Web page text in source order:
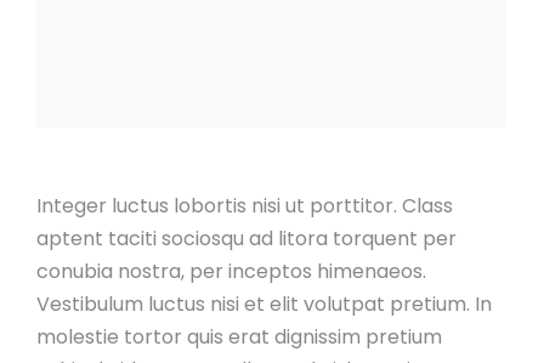
Integer luctus lobortis nisi ut porttitor. Class
aptent taciti sociosqu ad litora torquent per
conubia nostra, per inceptos himenaeos.
Vestibulum luctus nisi et elit volutpat pretium. In
molestie tortor quis erat dignissim pretium